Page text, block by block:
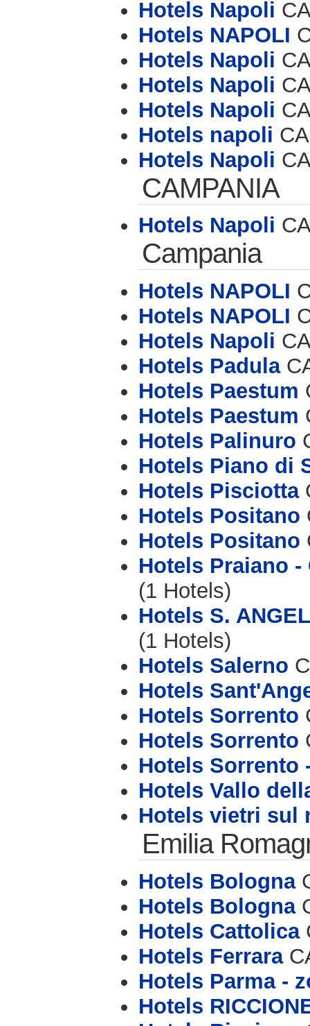
Hotels Napoli
Hotels NAPOLI
Hotels Napoli
Hotels Napoli
Hotels Napoli
Hotels napoli
Hotels Napoli
CAMPANIA
Hotels Napoli
Campania
Hotels NAPOLI
Hotels NAPOLI
Hotels Napoli
Hotels Padula
Hotels Paestum
Hotels Paestum
Hotels Palinuro
Hotels Piano di
Hotels Pisciotta
Hotels Positano
Hotels Positano
Hotels Praiano
(1 Hotels)
Hotels S.
(1 Hotels)
Hotels Salerno
Hotels
Hotels Sorrento
Hotels Sorrento
Hotels Sorrento
Hotels Vallo
Hotels vietri sul
Emilia
Hotels Bologna
Hotels Bologna
Hotels Cattolica
Hotels Ferrara
Hotels Parma -
Hotels